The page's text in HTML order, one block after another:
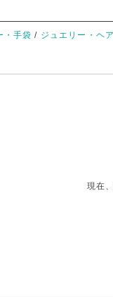
・手袋 / ジュエリー・ヘ
現在